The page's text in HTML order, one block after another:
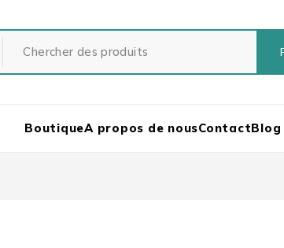
BoutiqueA propos de nousContactBlog